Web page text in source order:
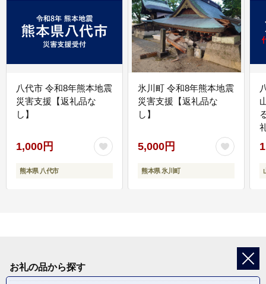
八代市 令和8年熊本地震
災害支援【返礼品な
し】
1,000円
熊本県 八代市
氷川町 令和8年熊本地震
災害支援【返礼品な
し】
5,000円
熊本県 氷川町
お礼の品から探す